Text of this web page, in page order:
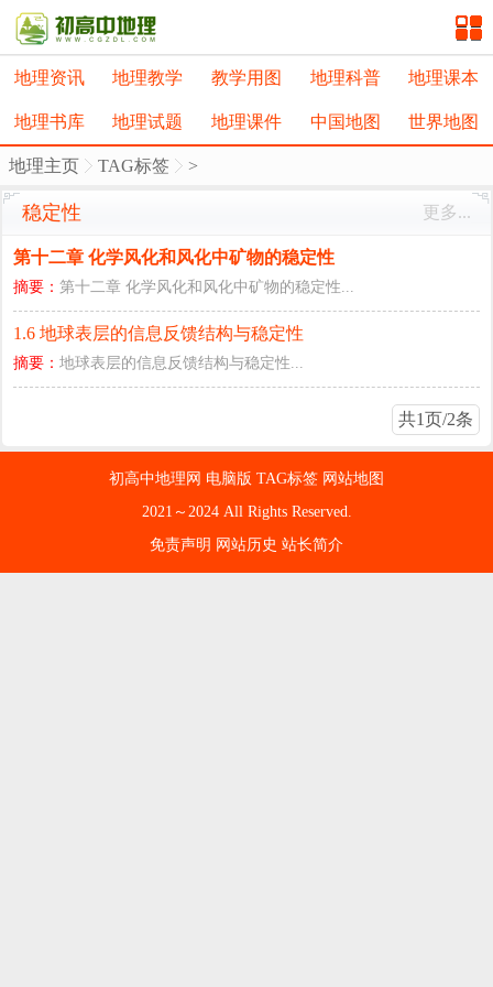
地理资讯 地理教学 教学用图 地理科普 地理课本
地理书库 地理试题 地理课件 中国地图 世界地图
地理主页 >
TAG标签
稳定性 更多...
第十二章 化学风化和风化中矿物的稳定性
摘要：第十二章 化学风化和风化中矿物的稳定性...
1.6 地球表层的信息反馈结构与稳定性
摘要：地球表层的信息反馈结构与稳定性...
共1页/2条
初高中地理网 电脑版 TAG标签 网站地图
2021～2024 All Rights Reserved.
免责声明 网站历史 站长简介